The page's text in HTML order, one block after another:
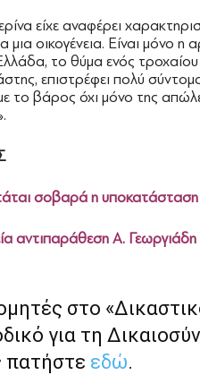
είχε αναφέρει
μια οικογένεια. Είναι μόνο
το θύμα ενός τροχαίου
επιστρέφει πολύ
το βάρος όχι μόνο της
σοβαρά η
αντιπαράθεση Α.
στο
για τη
πατήστε εδώ.